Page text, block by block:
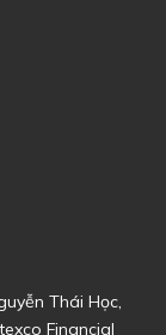
Thái Học,
Financial